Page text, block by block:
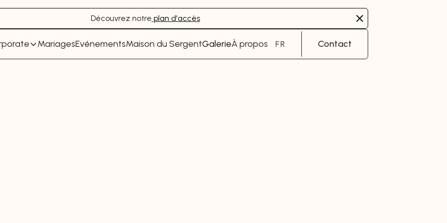
Découvrez notre plan d'accès
MariagesEvénementsMaison du SergentGalerieÀ propos FR Contact